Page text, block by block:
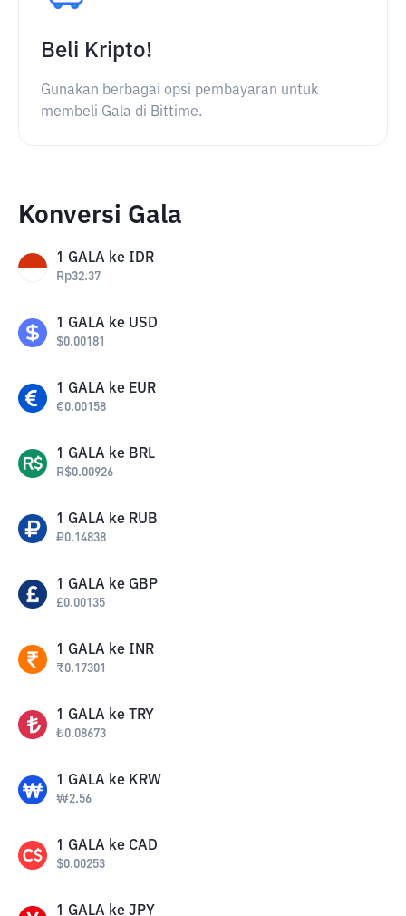
Beli Kripto!
Gunakan berbagai opsi pembayaran untuk
membeli Gala di Bittime.
Konversi Gala
1 GALA ke IDR
Rp32.37
1 GALA ke USD
$0.00181
1 GALA ke EUR
€0.00158
1 GALA ke BRL
R$0.00926
1 GALA ke RUB
₽0.14838
1 GALA ke GBP
£0.00135
1 GALA ke INR
₹0.17301
1 GALA ke TRY
₺0.08673
1 GALA ke KRW
₩2.56
1 GALA ke CAD
$0.00253
1 GALA ke JPY